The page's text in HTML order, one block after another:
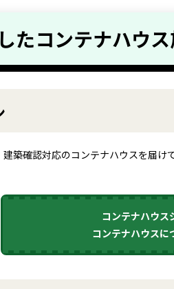
たコンテナハウ
築確認対応のコンテナハウスを届
コンテナハウス
コンテナハウスに